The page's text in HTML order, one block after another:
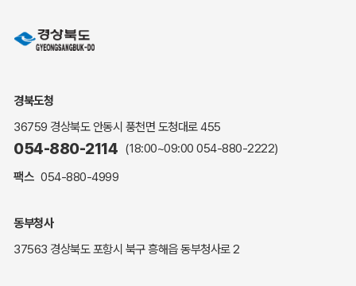
민원상담
민원안내
해명·설명자료
자주하는 질문
복지신문고
세입세출예산서
경북도청
36759 경상북도 안동시 풍천면 도청대로 455
054-880-2114 (18:00~09:00 054-880-2222)
팩스 054-880-4999
동부청사
37563 경상북도 포항시 북구 흥해읍 동부청사로 2